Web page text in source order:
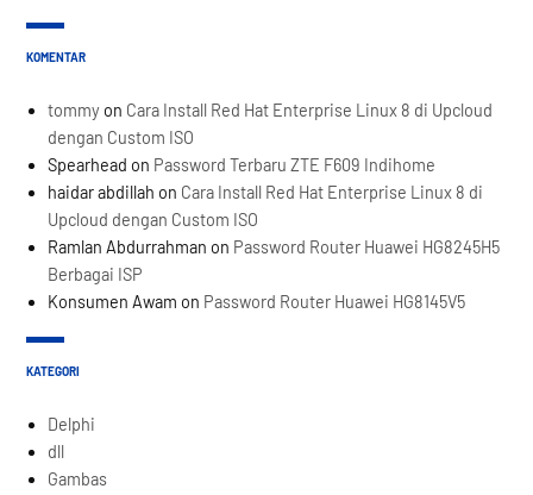
KOMENTAR
tommy on Cara Install Red Hat Enterprise Linux 8 di Upcloud
dengan Custom ISO
Spearhead on Password Terbaru ZTE F609 Indihome
haidar abdillah on Cara Install Red Hat Enterprise Linux 8 di
Upcloud dengan Custom ISO
Ramlan Abdurrahman on Password Router Huawei HG8245H5
Berbagai ISP
Konsumen Awam on Password Router Huawei HG8145V5
KATEGORI
Delphi
dll
Gambas